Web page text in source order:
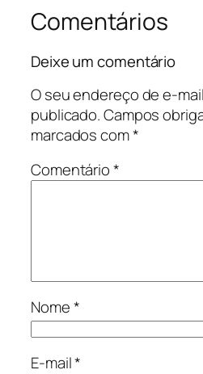
Comentários
Deixe um comentário
O seu endereço de e-
publicado.Campos
marcados com*
Comentário*
Nome*
E-mail*